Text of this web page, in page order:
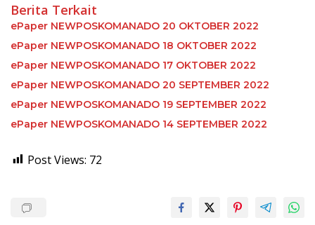
Berita Terkait
ePaper NEWPOSKOMANADO 20 OKTOBER 2022
ePaper NEWPOSKOMANADO 18 OKTOBER 2022
ePaper NEWPOSKOMANADO 17 OKTOBER 2022
ePaper NEWPOSKOMANADO 20 SEPTEMBER 2022
ePaper NEWPOSKOMANADO 19 SEPTEMBER 2022
ePaper NEWPOSKOMANADO 14 SEPTEMBER 2022
Post Views: 72